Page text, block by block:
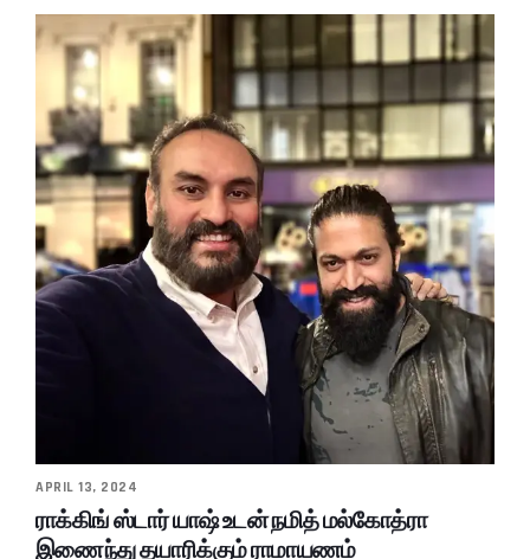
APRIL 13, 2024
ராக்கிங் ஸ்டார் யாஷ் உடன் நமித் மல்கோத்ரா
இணைந்து தயாரிக்கும் ராமாயணம்